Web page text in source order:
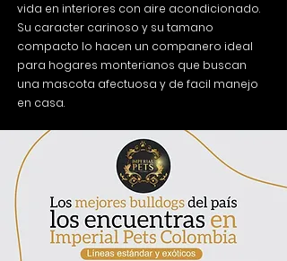
vida en interiores con aire acondicionado.
Su caracter carinoso y su tamano
compacto lo hacen un companero ideal
para hogares monterianos que buscan
una mascota afectuosa y de facil manejo
en casa.